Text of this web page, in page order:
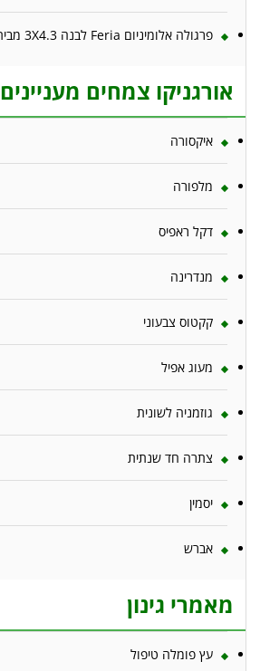
פרגולה אלומיניום Feria לבנה 3X4.3 מבית פלרם – Canopia
אורגניקו צמחים מעניינים
איקסורה
מלפורה
דקל ראפיס
מנדרינה
קקטוס צבעוני
מעוג אפיל
גוזמניה לשונית
צתרה חד שנתית
יסמין
אברש
מאמרי גינון
עץ פומלה טיפול